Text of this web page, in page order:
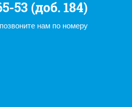
53 (доб. 184)
нам по номеру